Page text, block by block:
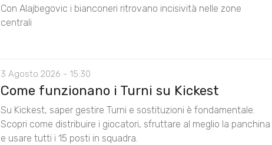
Con Alajbegovic i bianconeri ritrovano incisività nelle zone
centrali
3 Agosto 2026 - 15:30
Come funzionano i Turni su Kickest
Su Kickest, saper gestire Turni e sostituzioni è fondamentale.
Scopri come distribuire i giocatori, sfruttare al meglio la panchina
e usare tutti i 15 posti in squadra.